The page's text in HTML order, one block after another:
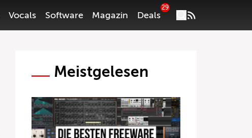
Vocals Software Magazin Deals
29
Meistgelesen